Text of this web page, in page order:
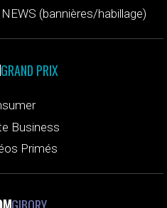
(bannières/habillage)
GRAND PRIX
Business
Primés